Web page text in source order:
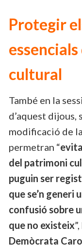
Protegir
cultural
També en la
d’aquest dijous,
modificació de la
permetran “
del patrimoni
puguin ser
que se’n generi
confusió sobre
que no existeix
Demòcrata